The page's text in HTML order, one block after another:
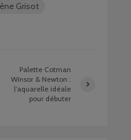
Grisot
Palette Cotman
Winsor & Newton :
l’aquarelle idéale
pour débuter